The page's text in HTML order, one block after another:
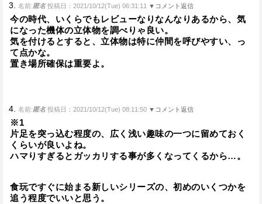
3. 名前:匿名 投稿日：2021/10/12(Tue) 06:31:11 ▼コメント返信
今の時代、いくらでもレビューなりなんなりあるから、気
になった機体の立体物を調べりゃ良い。
気を付けるとすると、立体物は特に仲間を呼びやすい、っ
て点かな。
置き場所確保は重要よ。
4. 名前:匿名 投稿日：2021/10/12(Tue) 08:11:50 ▼コメント返信
※1
片足を突っ込む程度の、広く浅い趣味の一つに留めておく
くらいが良いよね。
ハマりすぎるとガッカリする事が多くなってくるから…。
食玩ですぐに始まる新しいシリーズの、初めのいくつかを
追う程度でいいと思う。